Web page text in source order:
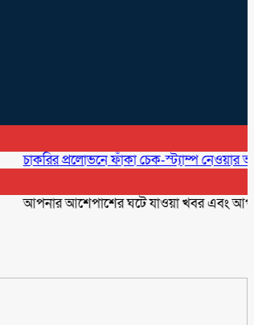
চাকরির প্রলোভনে ফাঁকা চেক-স্ট্যাম্প নেওয়ার
আপনার আশেপাশের ঘটে যাওয়া খবর এবং আপনার